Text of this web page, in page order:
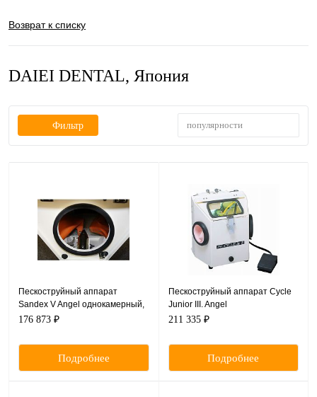
Возврат к списку
DAIEI DENTAL, Япония
Фильтр популярности
Пескоструйный аппарат
Sandex V Angel однокамерный,
220 Вольт, Daiei Dental Япония
176 873 ₽
Подробнее
Пескоструйный аппарат Cycle
Junior III. Angel
однокамерный,2-каран. 220
211 335 ₽
Подробнее